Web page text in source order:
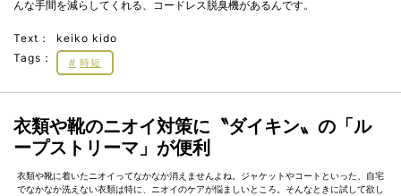
んな手間を減らしてくれる、コードレス脱臭機があるんです。
Text：
keiko kido
Tags：
時短
衣類や靴のニオイ対策に〝ダイキン〟の「ル
ープストリーマ」が便利
衣類や靴に着いたニオイってなかなか消えませんよね。ジャケットやコートといった、自宅
でなかなか洗えない衣類は特に、ニオイのケアが悩ましいところ。そんなときに試して欲し